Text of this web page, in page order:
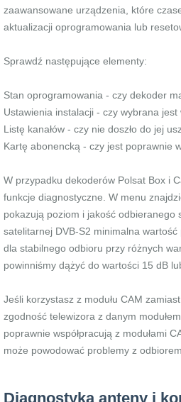
zaawansowane urządzenia, które
aktualizacji oprogramowania lub
Sprawdź następujące elementy:
Stan oprogramowania - czy dekoder
Ustawienia instalacji - czy wybrana jest
Listę kanałów - czy nie doszło do jej
Kartę abonencką - czy jest poprawnie
W przypadku dekoderów Polsat Box i
funkcje diagnostyczne. W menu
pokazują poziom i jakość odbieranego
satelitarnej DVB-S2 minimalna
dla stabilnego odbioru przy różnych
powinniśmy dążyć do wartości 15 dB
Jeśli korzystasz z modułu CAM
zgodność telewizora z danym
poprawnie współpracują z modułami
może powodować problemy z odbiorem.
Diagnostyka anteny i